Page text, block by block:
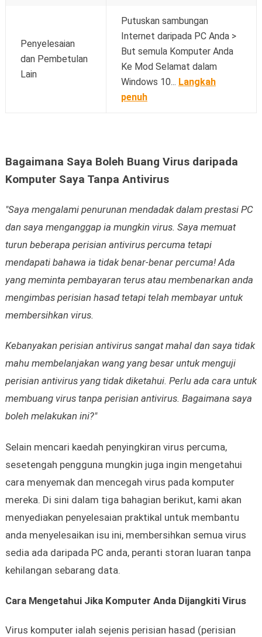
Penyelesaian
dan Pembetulan
Lain
Putuskan sambungan
Internet daripada PC Anda >
But semula Komputer Anda
Ke Mod Selamat dalam
Windows 10... Langkah
penuh
Bagaimana Saya Boleh Buang Virus daripada
Komputer Saya Tanpa Antivirus
"Saya mengalami penurunan mendadak dalam prestasi PC
dan saya menganggap ia mungkin virus. Saya memuat
turun beberapa perisian antivirus percuma tetapi
mendapati bahawa ia tidak benar-benar percuma! Ada
yang meminta pembayaran terus atau membenarkan anda
mengimbas perisian hasad tetapi telah membayar untuk
membersihkan virus.
Kebanyakan perisian antivirus sangat mahal dan saya tidak
mahu membelanjakan wang yang besar untuk menguji
perisian antivirus yang tidak diketahui. Perlu ada cara untuk
membuang virus tanpa perisian antivirus. Bagaimana saya
boleh melakukan ini?"
Selain mencari kaedah penyingkiran virus percuma,
sesetengah pengguna mungkin juga ingin mengetahui
cara menyemak dan mencegah virus pada komputer
mereka. Di sini dalam tiga bahagian berikut, kami akan
menyediakan penyelesaian praktikal untuk membantu
anda menyelesaikan isu ini, membersihkan semua virus
sedia ada daripada PC anda, peranti storan luaran tanpa
kehilangan sebarang data.
Cara Mengetahui Jika Komputer Anda Dijangkiti Virus
Virus komputer ialah sejenis perisian hasad (perisian